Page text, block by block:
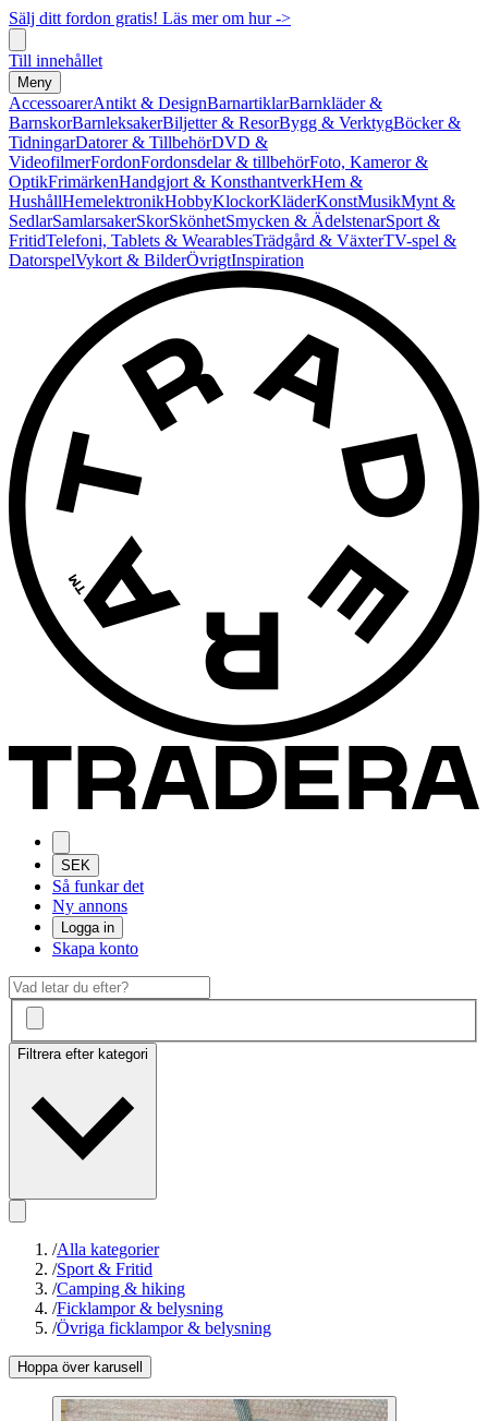
Sälj ditt fordon gratis! Läs mer om hur ->
Till innehållet
Meny
AccessoarerAntikt & DesignBarnartiklarBarnkläder &
BarnskorBarnleksakerBiljetter & ResorBygg & VerktygBöcker &
TidningarDatorer & TillbehörDVD &
VideofilmerFordonFordonsdelar & tillbehörFoto, Kameror &
OptikFrimärkenHandgjort & KonsthantverkHem &
HushållHemelektronikHobbyKlockorKläderKonstMusikMynt &
SedlarSamlarsakerSkorSkönhetSmycken & ÄdelstenarSport &
FritidTelefoni, Tablets & WearablesTrädgård & VäxterTV-spel &
DatorspelVykort & BilderÖvrigtInspiration
SEK
Så funkar det
Ny annons
Logga in
Skapa konto
Filtrera efter kategori
/Alla kategorier
/Sport & Fritid
/Camping & hiking
/Ficklampor & belysning
/Övriga ficklampor & belysning
Hoppa över karusell